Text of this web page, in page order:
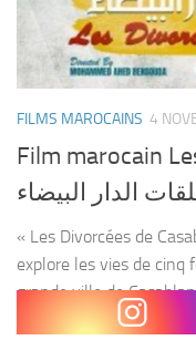
FILMS MAROCAINS 4
Film marocain
الدار البيضاء
« Les Divorcées de
explore les vies de cinq
grande ville de
social et civilisationnel